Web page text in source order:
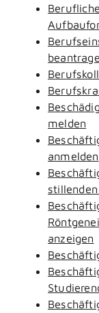
melden
anmelden
anzeigen